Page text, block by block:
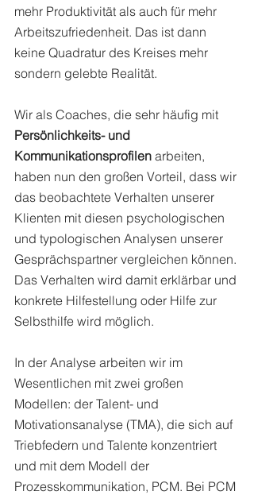
mehr Produktivität als auch für mehr
Arbeitszufriedenheit. Das ist dann
keine Quadratur des Kreises mehr
sondern gelebte Realität.
Wir als Coaches, die sehr häufig mit
Persönlichkeits- und
Kommunikationsprofilen arbeiten,
haben nun den großen Vorteil, dass wir
das beobachtete Verhalten unserer
Klienten mit diesen psychologischen
und typologischen Analysen unserer
Gesprächspartner vergleichen können.
Das Verhalten wird damit erklärbar und
konkrete Hilfestellung oder Hilfe zur
Selbsthilfe wird möglich.
In der Analyse arbeiten wir im
Wesentlichen mit zwei großen
Modellen: der Talent- und
Motivationsanalyse (TMA), die sich auf
Triebfedern und Talente konzentriert
und mit dem Modell der
Prozesskommunikation, PCM. Bei PCM